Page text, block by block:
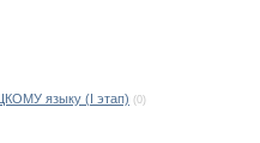
языку (I этап) (0)